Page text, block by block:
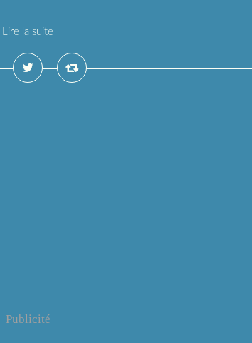
Lire la suite
Publicité